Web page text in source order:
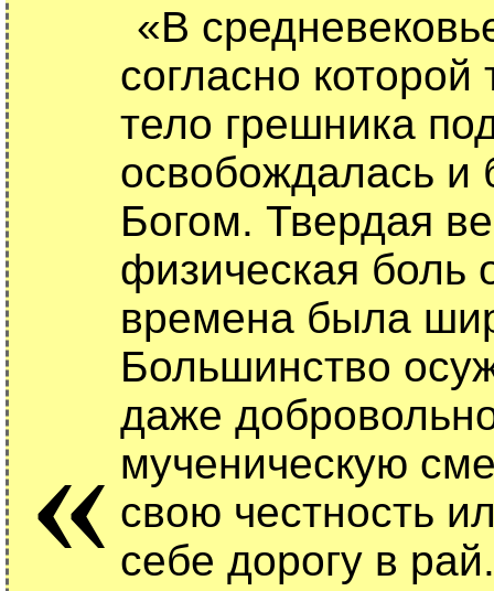
«
«В
согласно которой
тело грешника
освобождалась и
Богом. Твердая
физическая боль
времена была
Большинство
даже
мученическую
свою честность
себе дорогу в